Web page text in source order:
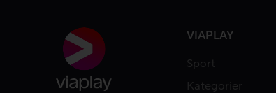
VIAPLAY
Sport
Kategorier